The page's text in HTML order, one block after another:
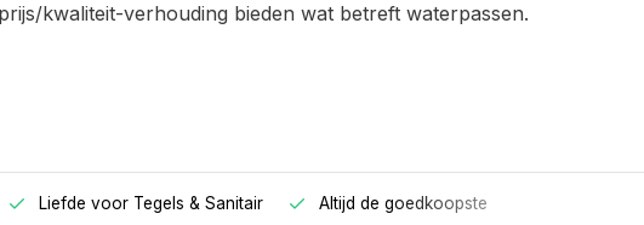
kwaliteit-verhouding bieden wat betreft waterpassen.
Liefde voor Tegels & Sanitair Altijd de goedkoopste